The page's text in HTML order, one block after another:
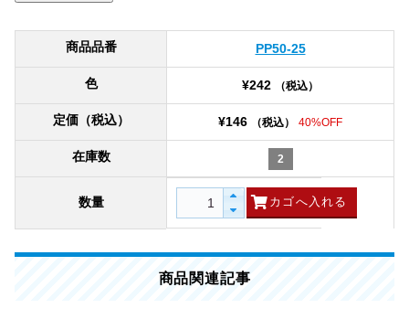
商品品番 PP50-25
色 ¥242 （税込）
定価（税込） ¥146 （税込） 40%OFF
在庫数 2
数量
商品関連記事